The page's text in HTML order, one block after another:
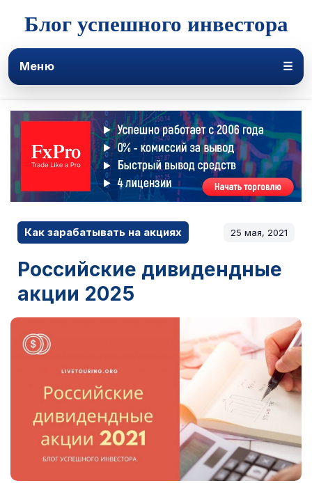
Блог успешного инвестора
Меню ☰
Как зарабатывать на акциях 25 мая, 2021
Российские дивидендные
акции 2025